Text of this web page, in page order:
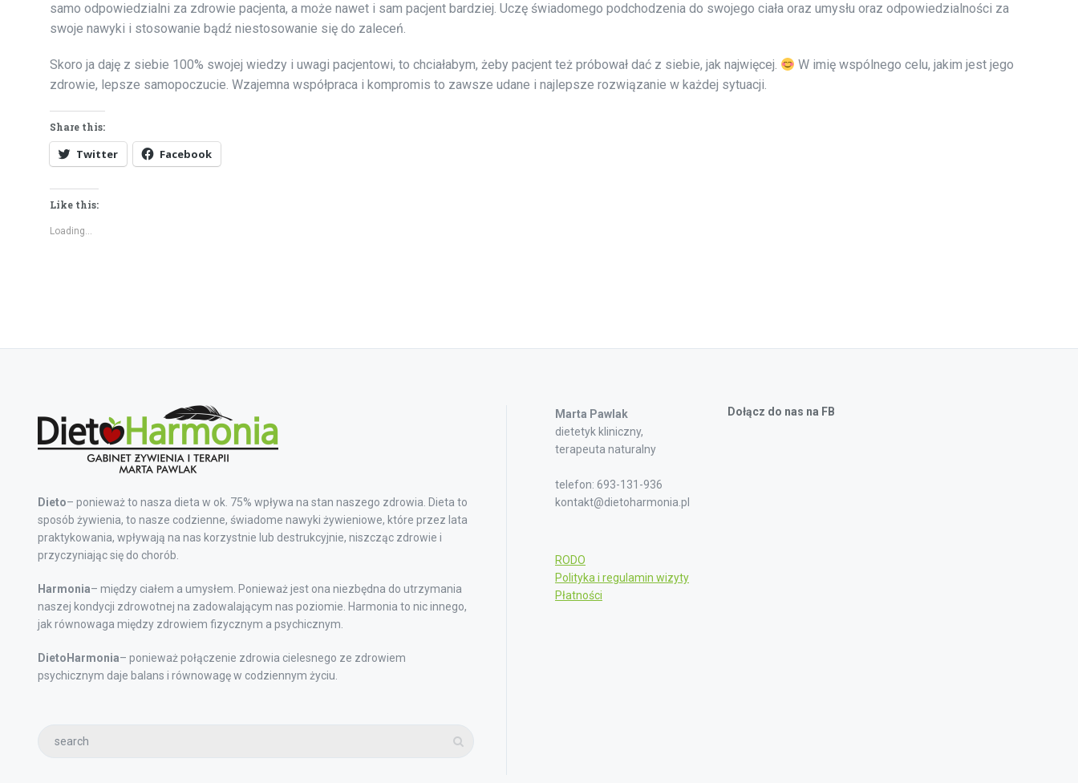
samo odpowiedzialni za zdrowie pacjenta, a może nawet i sam pacjent bardziej. Uczę świadomego podchodzenia do swojego ciała oraz umysłu oraz odpowiedzialności za
swoje nawyki i stosowanie bądź niestosowanie się do zaleceń.
Skoro ja daję z siebie 100% swojej wiedzy i uwagi pacjentowi, to chciałabym, żeby pacjent też próbował dać z siebie, jak najwięcej.
W imię wspólnego celu, jakim jest jego
zdrowie, lepsze samopoczucie. Wzajemna współpraca i kompromis to zawsze udane i najlepsze rozwiązanie w każdej sytuacji.
Share this:
Twitter Facebook
Like this:
Loading...
Dieto– ponieważ to nasza dieta w ok. 75% wpływa na stan naszego zdrowia. Dieta to
sposób żywienia, to nasze codzienne, świadome nawyki żywieniowe, które przez lata
praktykowania, wpływają na nas korzystnie lub destrukcyjnie, niszcząc zdrowie i
przyczyniając się do chorób.
Harmonia– między ciałem a umysłem. Ponieważ jest ona niezbędna do utrzymania
naszej kondycji zdrowotnej na zadowalającym nas poziomie. Harmonia to nic innego,
jak równowaga między zdrowiem fizycznym a psychicznym.
DietoHarmonia– ponieważ połączenie zdrowia cielesnego ze zdrowiem
psychicznym daje balans i równowagę w codziennym życiu.
Marta Pawlak
dietetyk kliniczny,
terapeuta naturalny
telefon: 693-131-936
kontakt@dietoharmonia.pl
RODO
Polityka i regulamin wizyty
Płatności
Dołącz do nas na FB